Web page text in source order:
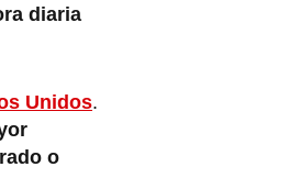
diaria
Unidos.
o